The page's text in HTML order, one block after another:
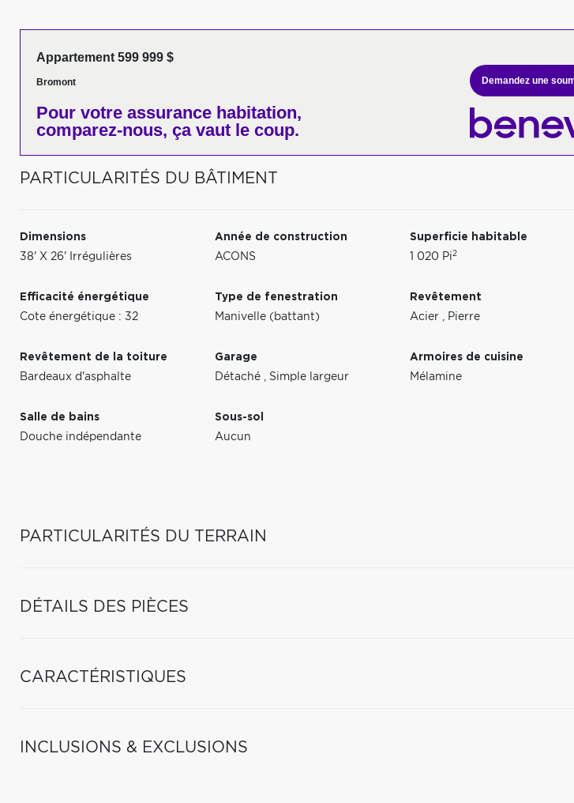
Appartement 599 999 $
Bromont
Pour votre assurance habitation,
comparez-nous, ça vaut le coup.
Demandez une
PARTICULARITÉS DU BÂTIMENT
Dimensions
38' X 26' Irrégulières
Année de construction
ACONS
Superficie habitable
1 020 Pi2
Efficacité énergétique
Cote énergétique : 32
Type de fenestration
Manivelle (battant)
Revêtement
Acier , Pierre
Revêtement de la toiture
Bardeaux d'asphalte
Garage
Détaché , Simple largeur
Armoires de cuisine
Mélamine
Salle de bains
Douche indépendante
Sous-sol
Aucun
PARTICULARITÉS DU TERRAIN
DÉTAILS DES PIÈCES
CARACTÉRISTIQUES
INCLUSIONS & EXCLUSIONS